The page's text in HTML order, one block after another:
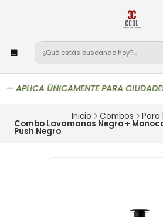
APLICA ÚNICAMENTE PARA
Inicio Combos Para
Combo Lavamanos Negro +
Push Negro